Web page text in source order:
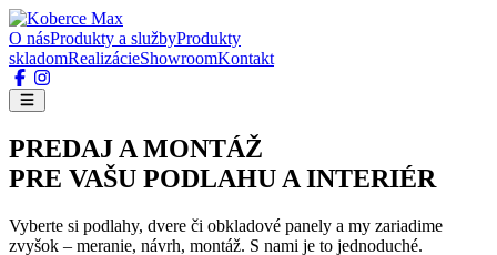
O násProdukty a službyProdukty
skladomRealizácieShowroomKontakt
PREDAJ A MONTÁŽ
PRE VAŠU PODLAHU A INTERIÉR
Vyberte si podlahy, dvere či obkladové panely a my zariadime
zvyšok – meranie, návrh, montáž. S nami je to jednoduché.